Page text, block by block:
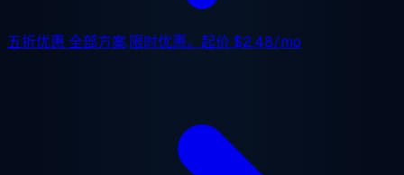
五折优惠 全部方案,限时优惠。起价$2.48/mo